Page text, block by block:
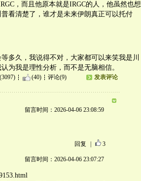
，而且他原本就是IRGC的人，他虽然也想
看清楚了，谁才是未来伊朗真正可以托付
多久，我说得不对，大家都可以来笑我是川
为我是理性分析，而不是无脑相信。
(40) 评论(9) 发表评论
留言时间：2026-04-06 23:08:59
回复 3
留言时间：2026-04-06 23:07:27